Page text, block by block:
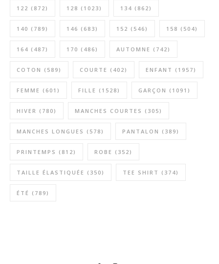
122 (872) 128 (1023) 134 (862)
140 (789) 146 (683) 152 (546) 158 (504)
164 (487) 170 (486) AUTOMNE (742)
COTON (589) COURTE (402) ENFANT (1957)
FEMME (601) FILLE (1528) GARÇON (1091)
HIVER (780) MANCHES COURTES (305)
MANCHES LONGUES (578) PANTALON (389)
PRINTEMPS (812) ROBE (352)
TAILLE ÉLASTIQUÉE (350) TEE SHIRT (374)
ÉTÉ (789)